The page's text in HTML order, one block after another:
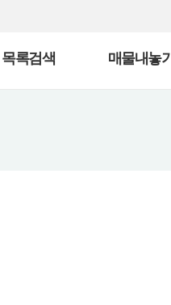
목록검색 매물내놓기